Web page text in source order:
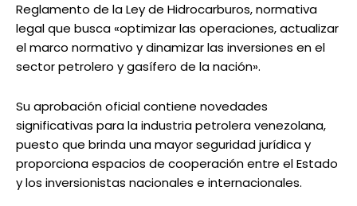
Reglamento de la Ley de Hidrocarburos, normativa
legal que busca «optimizar las operaciones, actualizar
el marco normativo y dinamizar las inversiones en el
sector petrolero y gasífero de la nación».
Su aprobación oficial contiene novedades
significativas para la industria petrolera venezolana,
puesto que brinda una mayor seguridad jurídica y
proporciona espacios de cooperación entre el Estado
y los inversionistas nacionales e internacionales.